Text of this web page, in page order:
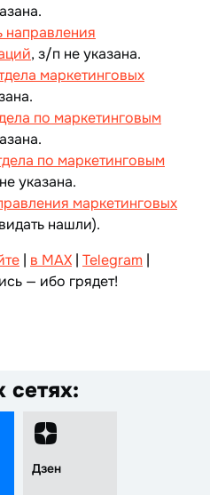
направления
, з/п не указана.
маркетинговых
по маркетинговым
по маркетинговым
указана.
маркетинговых
нашли).
| в MAX | Telegram |
— ибо грядет!
сетях:
Дзен